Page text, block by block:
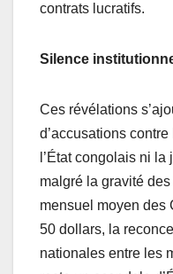
contrats lucratifs.
Silence
Ces révélations
d’accusations
l’État congolais ni la
malgré la gravité
mensuel moyen des
50 dollars, la
nationales entre les